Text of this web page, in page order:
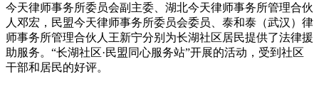
今天律师事务所委员会副主委、湖北今天律师事务所管理合伙
人邓宏，民盟今天律师事务所委员会委员、泰和泰（武汉）律
师事务所管理合伙人王新宁分别为长湖社区居民提供了法律援
助服务。“长湖社区·民盟同心服务站”开展的活动，受到社区
干部和居民的好评。